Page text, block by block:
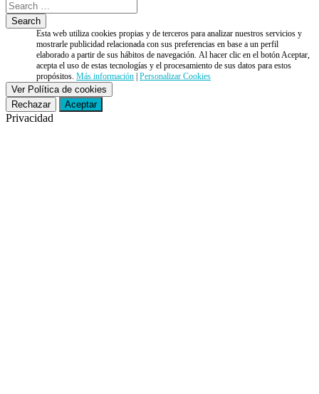
Esta web utiliza cookies propias y de terceros para analizar nuestros servicios y
mostrarle publicidad relacionada con sus preferencias en base a un perfil
elaborado a partir de sus hábitos de navegación. Al hacer clic en el botón Aceptar,
acepta el uso de estas tecnologías y el procesamiento de sus datos para estos
propósitos.Más información |Personalizar Cookies
Ver Política de cookies
Rechazar
Aceptar
Privacidad